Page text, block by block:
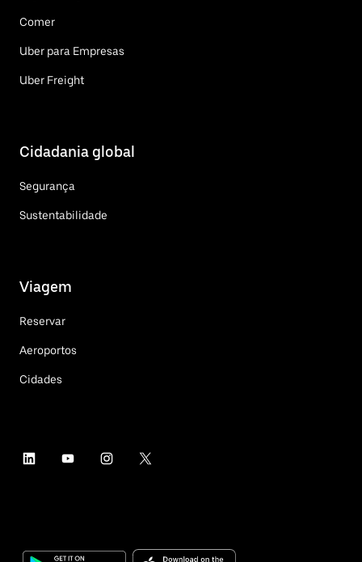
Comer
Uber para Empresas
Uber Freight
Cidadania global
Segurança
Sustentabilidade
Viagem
Reservar
Aeroportos
Cidades